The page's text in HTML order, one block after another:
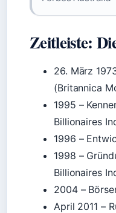
Zeitleiste:
26. März
(Britannica
1995 –
Billionaires
1996 –
1998 –
Billionaires
2004–
April 2011 –